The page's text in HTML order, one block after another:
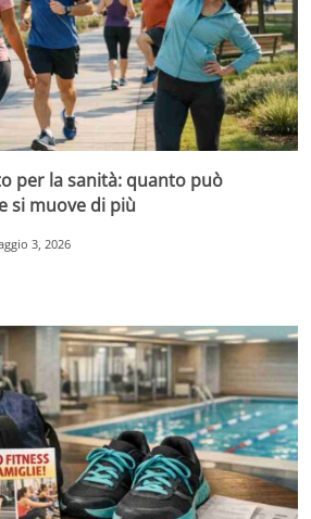
per la sanità: quanto può
si muove di più
3, 2026